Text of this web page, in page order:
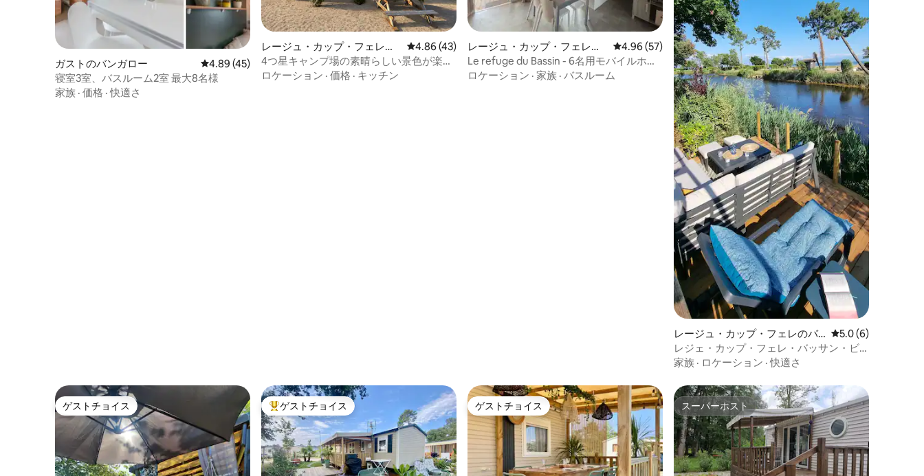
ガストのバンガロー レビュー45件、5つ星中4.89つ星の平均評価
4.89 (45)
寝室3室、バスルーム2室 最大8名様
家族 · 価格 ·快適さ
レージュ・カップ・フェレの
バンガロー
レビュー43件、5つ星中4.86つ星の平均評価
4.86 (43)
4つ星キャンプ場の素晴らしい景色が楽し
めるバンガロー
ロケーション · 価格 · キッチン
レージュ・カップ・フェレの
バンガロー
レビュー57件、5つ星中4.96つ星の平均評価
4.96 (57)
Le refuge du Bassin - 6名用モバイルホー
ム - 2バスルーム - エアコン
ロケーション · 家族 · バスルーム
レージュ・カップ・フェレのバ
ンガロー
レビュー6件、5つ
5.0 (6)
レジェ・カップ・フェレ・バッサン・ビ
ュー
家族 · ロケーション ·快適さ
ゲストチョイス
ゲストチョイス 大好評のゲストチョイスです。
ゲストチョイス ゲストチョイス
ゲストチョイス スーパーホスト
スーパーホスト